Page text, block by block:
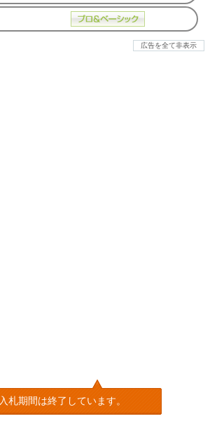
広告を全て非表示
入札期間は終了しています。